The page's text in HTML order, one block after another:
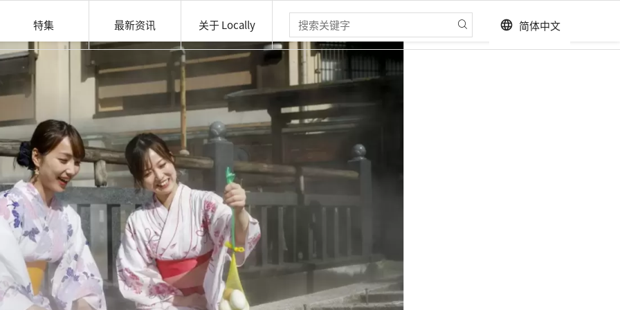
特集 最新资讯 关于 Locally language 简体中文